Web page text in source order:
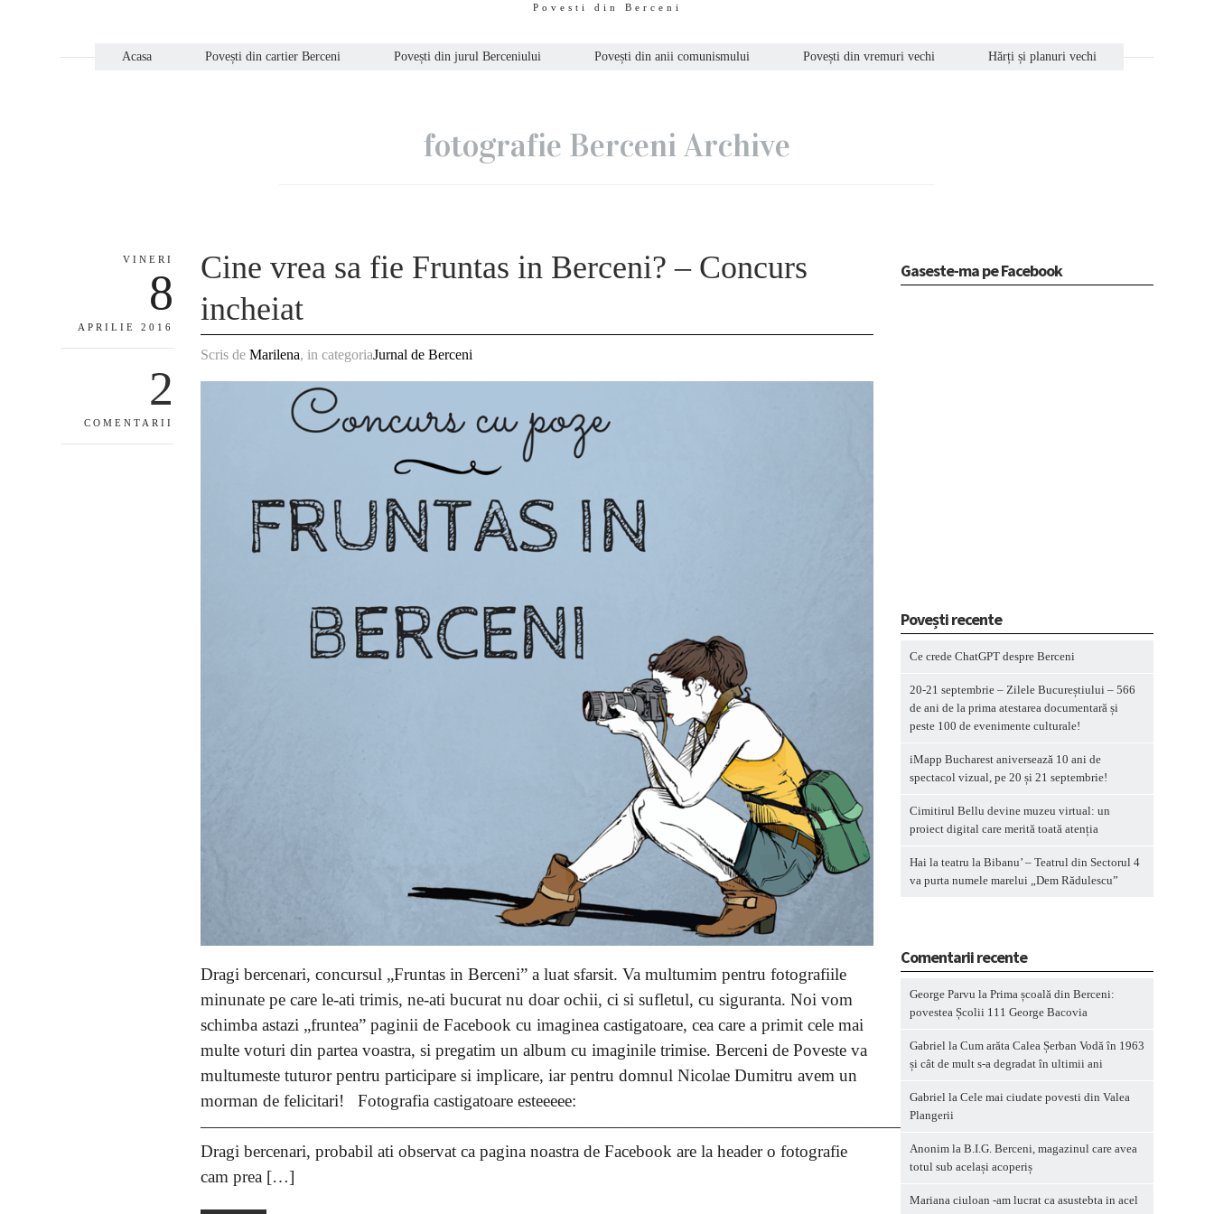
Povesti din Berceni
Acasa Povești din cartier Berceni Povești din jurul Berceniului Povești din anii comunismului Povești din vremuri vechi Hărți și planuri vechi
fotografie Berceni Archive
VINERI
8
APRILIE 2016
2
COMENTARII
Cine vrea sa fie Fruntas in Berceni? – Concurs
incheiat
Scris deMarilena, in categoriaJurnal de Berceni
Dragi bercenari, concursul „Fruntas in Berceni” a luat sfarsit. Va multumim pentru fotografiile
minunate pe care le-ati trimis, ne-ati bucurat nu doar ochii, ci si sufletul, cu siguranta. Noi vom
schimba astazi „fruntea” paginii de Facebook cu imaginea castigatoare, cea care a primit cele mai
multe voturi din partea voastra, si pregatim un album cu imaginile trimise. Berceni de Poveste va
multumeste tuturor pentru participare si implicare, iar pentru domnul Nicolae Dumitru avem un
morman de felicitari! Fotografia castigatoare esteeeee:
———————————————————————————————————————————————-
Dragi bercenari, probabil ati observat ca pagina noastra de Facebook are la header o fotografie
cam prea […]
Gaseste-ma pe Facebook
Povești recente
Ce crede ChatGPT despre Berceni
20-21 septembrie – Zilele Bucureștiului – 566
de ani de la prima atestarea documentară și
peste 100 de evenimente culturale!
iMapp Bucharest aniversează 10 ani de
spectacol vizual, pe 20 și 21 septembrie!
Cimitirul Bellu devine muzeu virtual: un
proiect digital care merită toată atenția
Hai la teatru la Bibanu’ – Teatrul din Sectorul 4
va purta numele marelui „Dem Rădulescu”
Comentarii recente
George Parvu la Prima școală din Berceni:
povestea Școlii 111 George Bacovia
Gabriel la Cum arăta Calea Șerban Vodă în 1963
și cât de mult s-a degradat în ultimii ani
Gabriel la Cele mai ciudate povesti din Valea
Plangerii
Anonim la B.I.G. Berceni, magazinul care avea
totul sub același acoperiș
Mariana ciuloan -am lucrat ca asustebta in acel